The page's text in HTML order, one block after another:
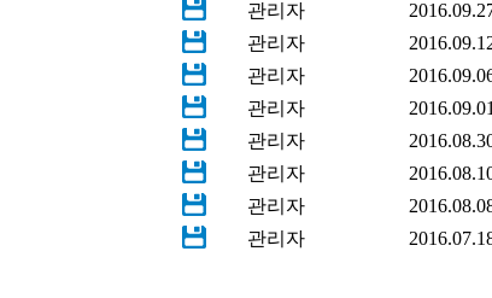
관리자
관리자
관리자
관리자
관리자
관리자
관리자
관리자